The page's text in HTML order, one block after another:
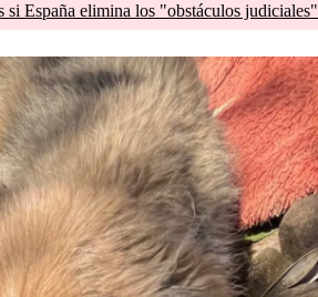
si España elimina los "obstáculos judiciales"